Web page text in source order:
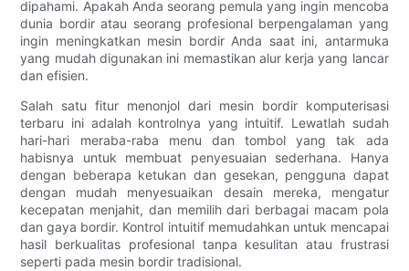
dipahami. Apakah Anda seorang pemula yang ingin mencoba
dunia bordir atau seorang profesional berpengalaman yang
ingin meningkatkan mesin bordir Anda saat ini, antarmuka
yang mudah digunakan ini memastikan alur kerja yang lancar
dan efisien.
Salah satu fitur menonjol dari mesin bordir komputerisasi
terbaru ini adalah kontrolnya yang intuitif. Lewatlah sudah
hari-hari meraba-raba menu dan tombol yang tak ada
habisnya untuk membuat penyesuaian sederhana. Hanya
dengan beberapa ketukan dan gesekan, pengguna dapat
dengan mudah menyesuaikan desain mereka, mengatur
kecepatan menjahit, dan memilih dari berbagai macam pola
dan gaya bordir. Kontrol intuitif memudahkan untuk mencapai
hasil berkualitas profesional tanpa kesulitan atau frustrasi
seperti pada mesin bordir tradisional.